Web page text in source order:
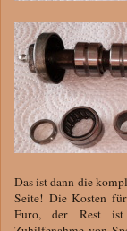
Das ist dann die
Seite! Die Kosten für
Euro, der Rest ist